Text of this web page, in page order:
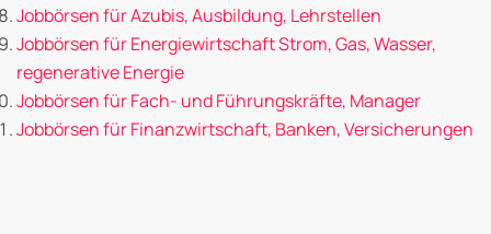
Jobbörsen für Azubis, Ausbildung, Lehrstellen
Jobbörsen für Energiewirtschaft Strom, Gas, Wasser,
regenerative Energie
Jobbörsen für Fach- und Führungskräfte, Manager
Jobbörsen für Finanzwirtschaft, Banken, Versicherungen